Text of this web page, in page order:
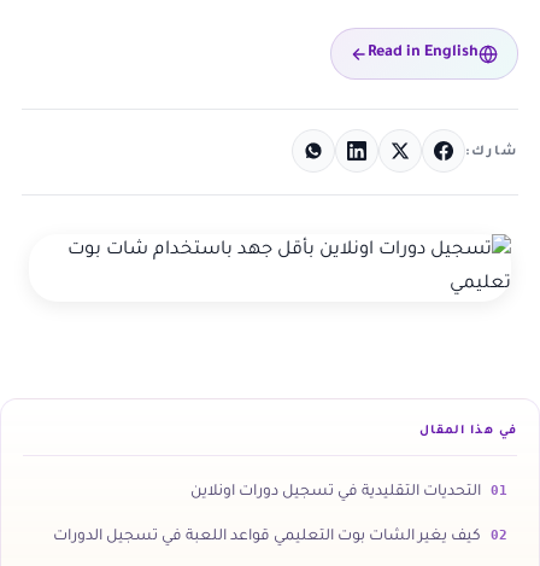
Read in English
شارك:
في هذا المقال
01 التحديات التقليدية في تسجيل دورات اونلاين
02 كيف يغير الشات بوت التعليمي قواعد اللعبة في تسجيل الدورات